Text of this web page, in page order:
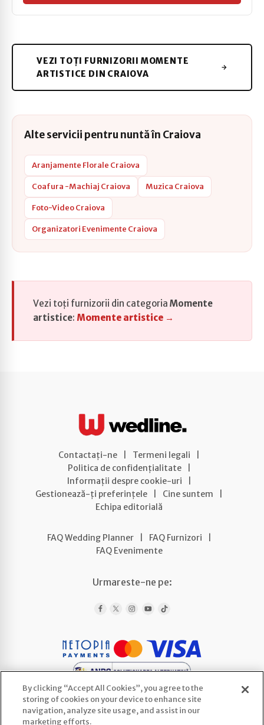
VEZI TOȚI FURNIZORII MOMENTE
ARTISTICE DIN CRAIOVA
Alte servicii pentru nuntă în Craiova
Aranjamente Florale Craiova
Coafura -Machiaj Craiova Muzica Craiova
Foto-Video Craiova
Organizatori Evenimente Craiova
Vezi toți furnizorii din categoria Momente
artistice: Momente artistice →
Contactați-ne Termeni legali
Politica de confidențialitate
Informații despre cookie-uri
Gestionează-ți preferințele
Cine suntem
Echipa editorială
FAQ Wedding Planner FAQ Furnizori
FAQ Evenimente
Urmareste-ne pe:
By clicking “Accept All Cookies”, you agree to the
storing of cookies on your device to enhance site
navigation, analyze site usage, and assist in our
marketing efforts.